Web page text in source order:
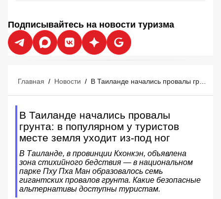
Подписывайтесь на новости туризма
Главная / Новости /
В Таиланде начались провалы
грунта: в популярном у туристов
месте земля уходит из-под ног
В Таиланде, в провинции Кхонкэн, объявлена
зона стихийного бедствия — в национальном
парке Пху Пха Ман образовалось семь
гигантских провалов грунта. Какие безопасные
альтернативы доступны туристам.